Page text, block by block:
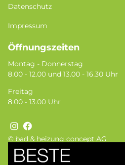
© bad & heizung concept AG
Datenschutz
Impressum
Öffnungszeiten
Montag - Donnerstag
8.00 - 12.00 und 13.00 - 16.30 Uhr
Freitag
8.00 - 13.00 Uhr